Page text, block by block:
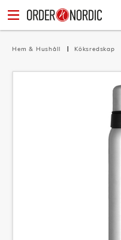
Hem & Hushåll Köksredskap